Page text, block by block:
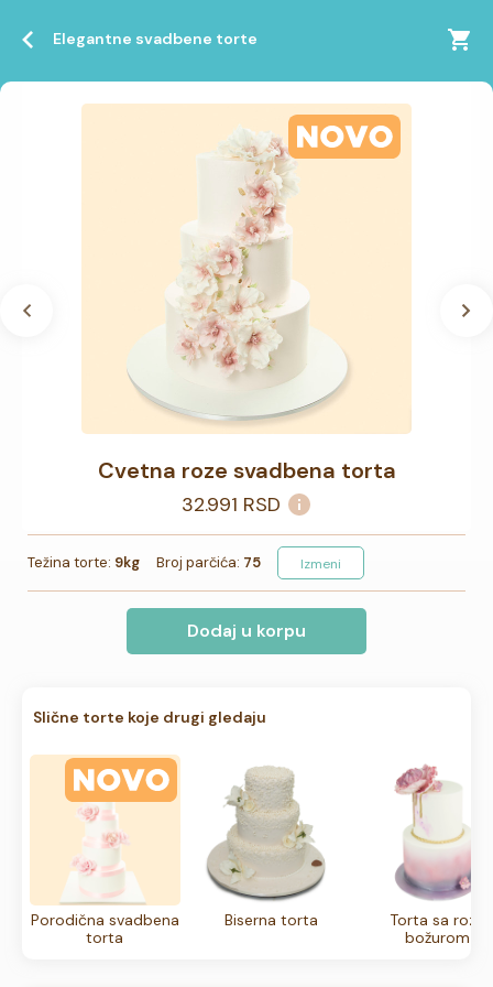
Elegantne svadbene torte
Cvetna roze svadbena torta
32.991 RSD
Težina torte: 9kg Broj parčića: 75 Izmeni
Dodaj u korpu
Slične torte koje drugi gledaju
Porodična svadbena
torta
Biserna torta
Torta sa roze
božurom